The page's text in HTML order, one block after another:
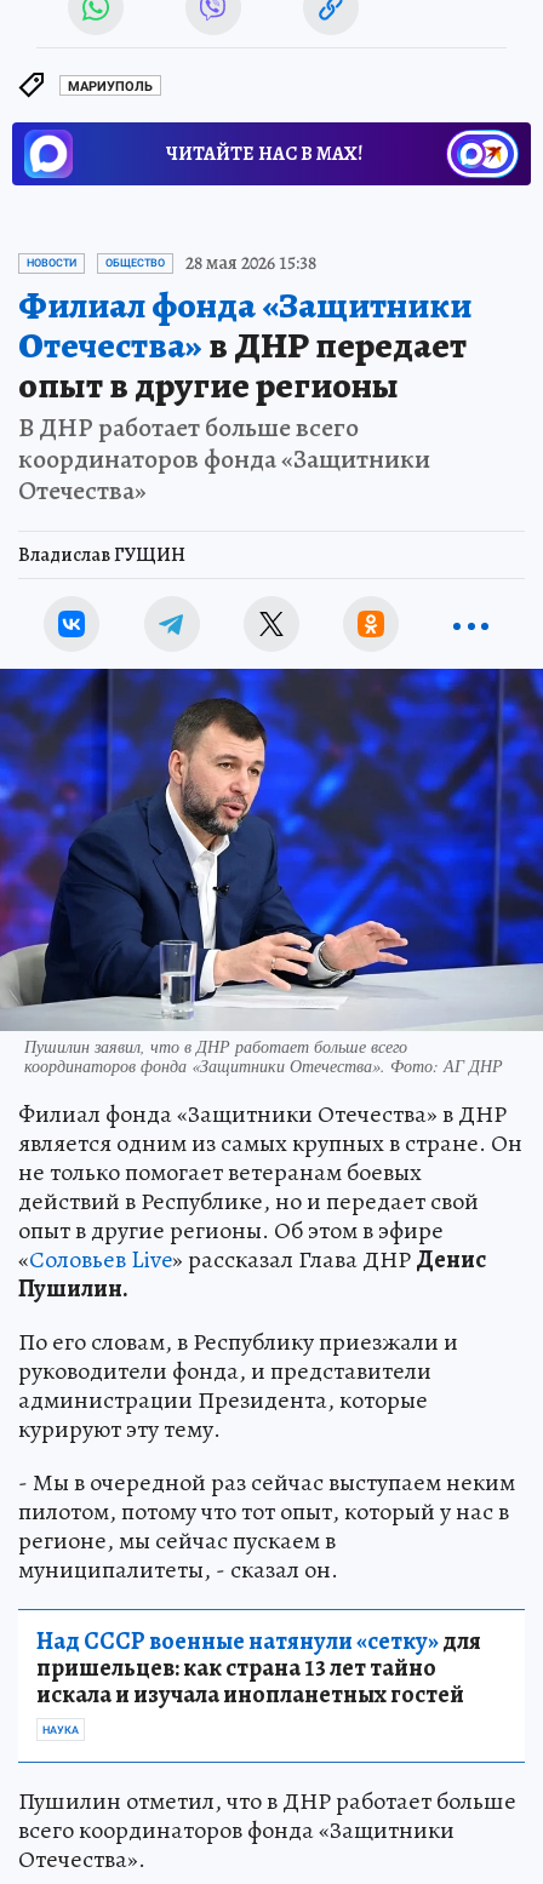
МАРИУПОЛЬ
ЧИТАЙТЕ НАС В МАХ!
НОВОСТИ ОБЩЕСТВО 28 мая 2026 15:38
Филиал фонда «Защитники
Отечества»в ДНР передает
опыт в другие регионы
В ДНР работает больше всего
координаторов фонда «Защитники
Отечества»
Владислав ГУЩИН
Пушилин заявил, что в ДНР работает больше всего
координаторов фонда «Защитники Отечества». Фото: АГ ДНР
Филиал фонда «Защитники Отечества» в ДНР
является одним из самых крупных в стране. Он
не только помогает ветеранам боевых
действий в Республике, но и передает свой
опыт в другие регионы. Об этом в эфире
«Соловьев Live» рассказал Глава ДНРДенис
Пушилин.
По его словам, в Республику приезжали и
руководители фонда, и представители
администрации Президента, которые
курируют эту тему.
- Мы в очередной раз сейчас выступаем неким
пилотом, потому что тот опыт, который у нас в
регионе, мы сейчас пускаем в
муниципалитеты, - сказал он.
Над СССР военные натянули «сетку»для
пришельцев: как страна 13 лет тайно
искала и изучала инопланетных гостей
НАУКА
Пушилин отметил, что в ДНР работает больше
всего координаторов фонда «Защитники
Отечества».